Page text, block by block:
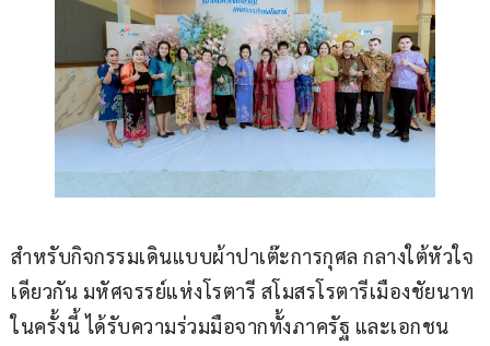
สำหรับกิจกรรมเดินแบบผ้าปาเต๊ะการกุศล กลางใต้หัวใจ
เดียวกัน มหัศจรรย์แห่งโรตารี สโมสรโรตารีเมืองชัยนาท
ในครั้งนี้ ได้รับความร่วมมือจากทั้งภาครัฐ และเอกชน